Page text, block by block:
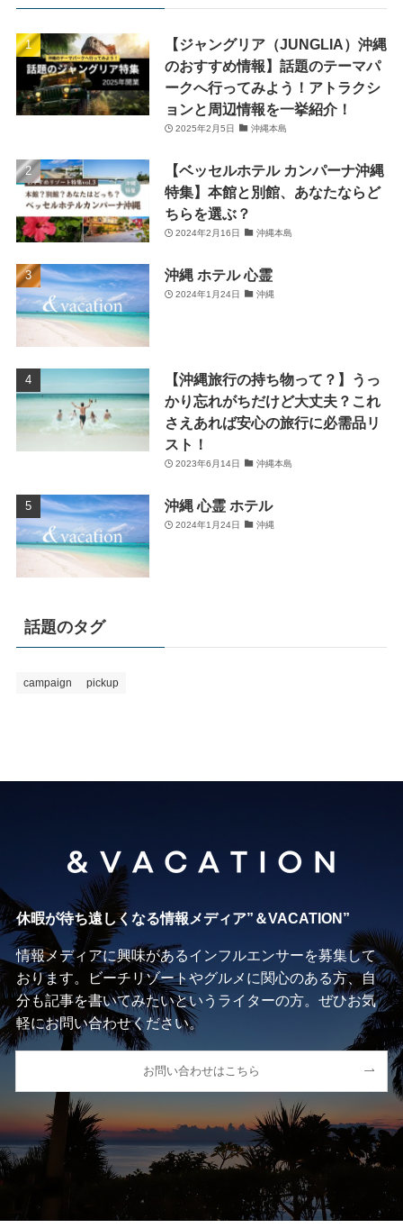
【ジャングリア（JUNGLIA）沖縄
のおすすめ情報】話題のテーマパ
ークへ行ってみよう！アトラクシ
ョンと周辺情報を一挙紹介！
2025年2月5日 沖縄本島
【ベッセルホテル カンパーナ沖縄
特集】本館と別館、あなたならど
ちらを選ぶ？
2024年2月16日 沖縄本島
沖縄 ホテル 心霊
2024年1月24日 沖縄
【沖縄旅行の持ち物って？】うっ
かり忘れがちだけど大丈夫？これ
さえあれば安心の旅行に必需品リ
スト！
2023年6月14日 沖縄本島
沖縄 心霊 ホテル
2024年1月24日 沖縄
話題のタグ
campaign pickup
休暇が待ち遠しくなる情報メディア”＆VACATION”
情報メディアに興味があるインフルエンサーを募集して
おります。ビーチリゾートやグルメに関心のある方、自
分も記事を書いてみたいというライターの方。ぜひお気
軽にお問い合わせください。
お問い合わせはこちら